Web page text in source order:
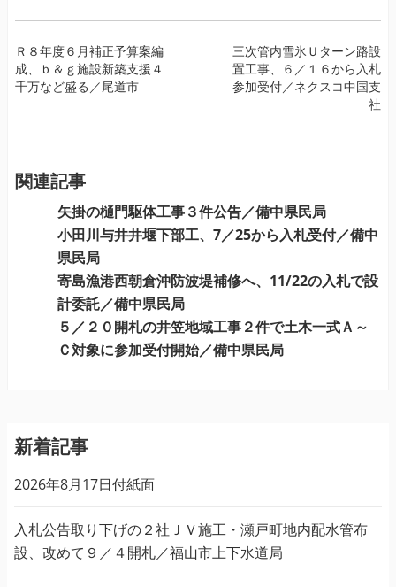
投
稿
ナ
シ
Ｒ８年度６月補正予算案編
成、ｂ＆ｇ施設新築支援４
千万など盛る／尾道市
三次管内雪氷Ｕターン路設
置工事、６／１６から入札
参加受付／ネクスコ中国支
社
関連記事
矢掛の樋門駆体工事３件公告／備中県民局
小田川与井井堰下部工、7／25から入札受付／備中
県民局
寄島漁港西朝倉沖防波堤補修へ、11/22の入札で設
計委託／備中県民局
５／２０開札の井笠地域工事２件で土木一式Ａ～
Ｃ対象に参加受付開始／備中県民局
新着記事
2026年8月17日付紙面
入札公告取り下げの２社ＪＶ施工・瀬戸町地内配水管布
設、改めて９／４開札／福山市上下水道局